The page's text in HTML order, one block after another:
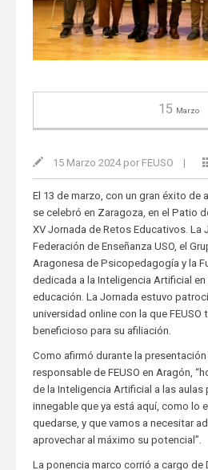
15 Marzo
15 Marzo 2024 por FEUSO |
El 13 de marzo, con un gran éxito de
se celebró en Zaragoza, en el Patio
XV Jornada de Retos Educativos. La
Federación de Enseñanza USO, el
Aragonesa de Psicopedagogía y la
dedicada a la Inteligencia Artificial en
educación. La Jornada estuvo
universidad online con la que FEUSO
beneficioso para su afiliación.
Como afirmó durante la presentación
responsable de FEUSO en Aragón,
de la Inteligencia Artificial a las aulas
innegable que ya está aquí, como lo
quedarse, y que vamos a necesitar
aprovechar al máximo su potencial”.
La ponencia marco corrió a cargo de